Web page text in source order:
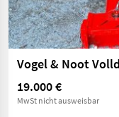
Vogel & Noot
19.000 €
MwSt nicht ausweisbar